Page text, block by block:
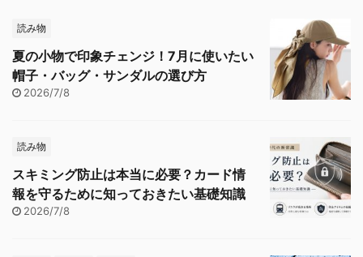
読み物
夏の小物で印象チェンジ！7月に使いたい
帽子・バッグ・サンダルの選び方
2026/7/8
読み物
スキミング防止は本当に必要？カード情
報を守るために知っておきたい基礎知識
2026/7/8